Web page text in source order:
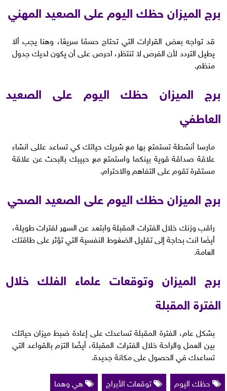
برج الميزان حظك اليوم على الصعيد المهني
قد تواجه بعض القرارات التي تحتاج حسمًا سريعًا، وهنا يجب ألا
يطيل التردد لأن الفرص لا تنتظر، احرص على أن يكون لديك جدول
منظم.
برج الميزان حظك اليوم على الصعيد
العاطفي
مارسا أنشطة تستمتع بها مع شريك حياتك كي تساعد عللى انشاء
علاقة صداقة قوية بينكما واستمتع مع حبيبك بالبحث عن علاقة
مستقرة تقوم على التفاهم والاحترام.
برج الميزان حظك اليوم على الصعيد الصحي
راقب وزنك خلال الفترات المقبلة وابتعد عن السهر لفترات طويلة،
أيضَا انت بحاجة إلى تقليل الضغوط النفسية التي تؤثر على طاقتك
العامة.
برج الميزان وتوقعات علماء الفلك خلال
الفترة المقبلة
بشكل عام، الفترة المقبلة تساعدك على إعادة ضبط ميزان حياتك
بين العمل والراحة خلال الفترات المقبلة، أيضًا التزم بالقواعد التي
تساعدك في الحصول على مكانة جديدة.
حظك اليوم
توقعات الأبراج هي وهما